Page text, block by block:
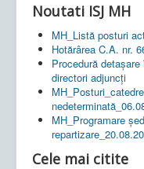
Noutati ISJ MH
MH_Listă posturi
Hotărârea C.A. nr.
Procedură
directori adjuncți
MH_Programare
Cele mai citite